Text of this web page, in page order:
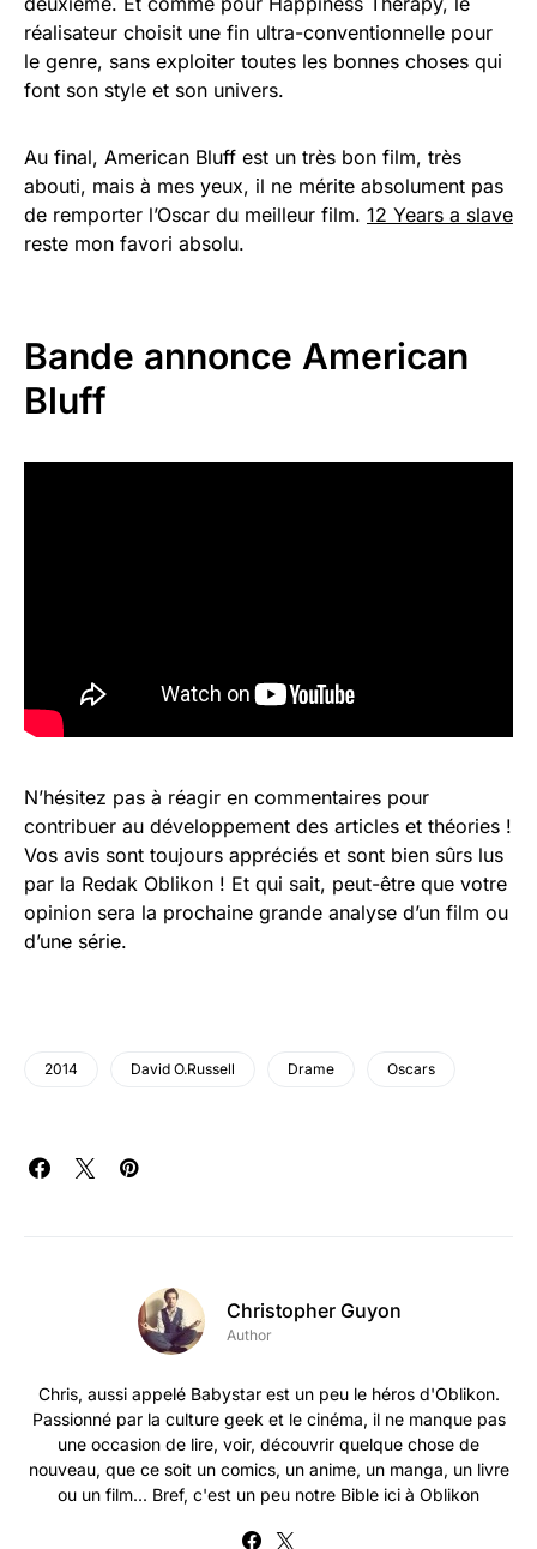
réalisateur choisit une fin ultra-conventionnelle pour
le genre, sans exploiter toutes les bonnes choses qui
font son style et son univers.
Au final, American Bluff est un très bon film, très
abouti, mais à mes yeux, il ne mérite absolument pas
de remporter l’Oscar du meilleur film. 12 Years a slave
reste mon favori absolu.
Bande annonce American
Bluff
N’hésitez pas à réagir en commentaires pour
contribuer au développement des articles et théories !
Vos avis sont toujours appréciés et sont bien sûrs lus
par la Redak Oblikon ! Et qui sait, peut-être que votre
opinion sera la prochaine grande analyse d’un film ou
d’une série.
2014 David O.Russell Drame Oscars
Christopher Guyon
Author
Chris, aussi appelé Babystar est un peu le héros d'Oblikon.
Passionné par la culture geek et le cinéma, il ne manque pas
une occasion de lire, voir, découvrir quelque chose de
nouveau, que ce soit un comics, un anime, un manga, un livre
ou un film... Bref, c'est un peu notre Bible ici à Oblikon